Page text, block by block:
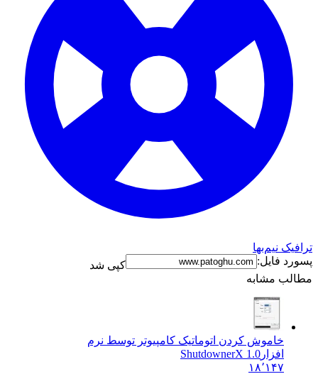
ترافیک نیم‌بها
پسورد فایل:
کپی شد
مطالب مشابه
خاموش کردن اتوماتيک کامپيوتر توسط نرم
افزار ShutdownerX 1.0
۱۸٬۱۴۷